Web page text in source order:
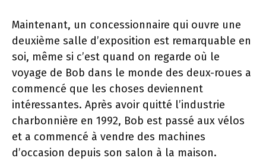
Maintenant, un concessionnaire qui ouvre une
deuxième salle d’exposition est remarquable en
soi, même si c’est quand on regarde où le
voyage de Bob dans le monde des deux-roues a
commencé que les choses deviennent
intéressantes. Après avoir quitté l’industrie
charbonnière en 1992, Bob est passé aux vélos
et a commencé à vendre des machines
d’occasion depuis son salon à la maison.